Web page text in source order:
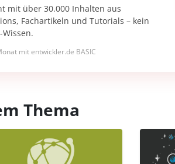
mit über 30.000 Inhalten aus
Fachartikeln und Tutorials – kein
mit entwickler.de BASIC
Thema